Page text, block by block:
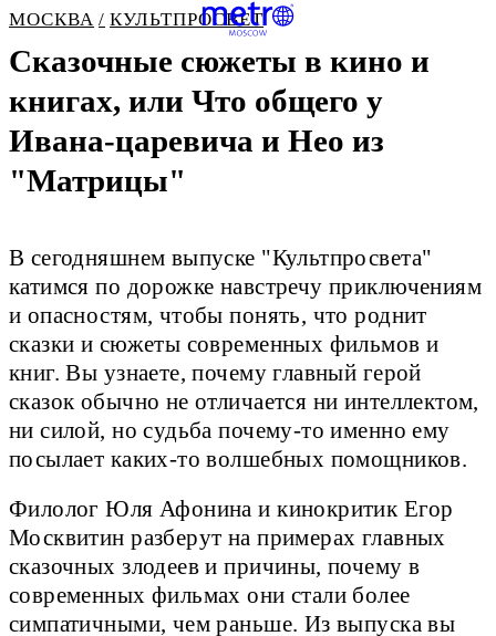
МОСКВА КУЛЬТПРОСВЕТ
Сказочные сюжеты в кино и
книгах, или Что общего у
Ивана-царевича и Нео из
"Матрицы"
В сегодняшнем выпуске "Культпросвета"
катимся по дорожке навстречу приключениям
и опасностям, чтобы понять, что роднит
сказки и сюжеты современных фильмов и
книг. Вы узнаете, почему главный герой
сказок обычно не отличается ни интеллектом,
ни силой, но судьба почему-то именно ему
посылает каких-то волшебных помощников.
Филолог Юля Афонина и кинокритик Егор
Москвитин разберут на примерах главных
сказочных злодеев и причины, почему в
современных фильмах они стали более
симпатичными, чем раньше. Из выпуска вы